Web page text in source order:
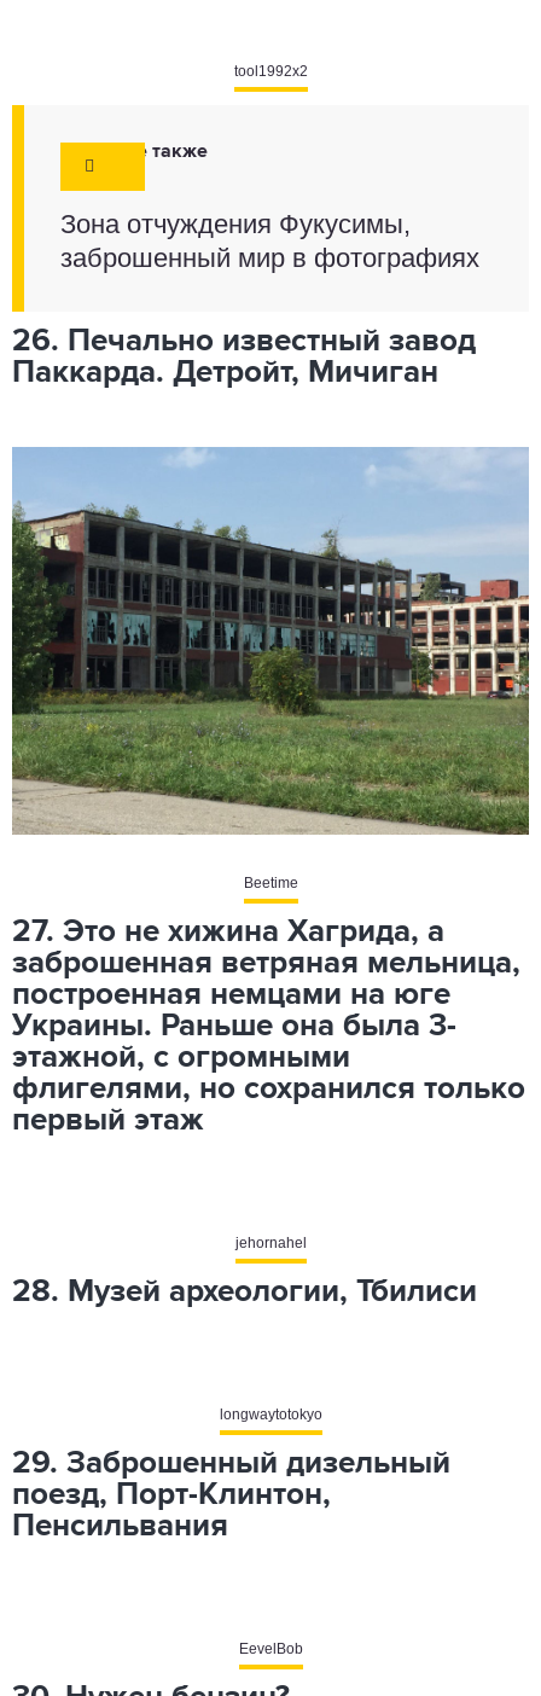
tool1992x2
Смотрите также
Зона отчуждения Фукусимы,
заброшенный мир в фотографиях
26. Печально известный завод
Паккарда. Детройт, Мичиган
Beetime
27. Это не хижина Хагрида, а
заброшенная ветряная мельница,
построенная немцами на юге
Украины. Раньше она была 3-
этажной, с огромными
флигелями, но сохранился только
первый этаж
jehornahel
28. Музей археологии, Тбилиси
longwaytotokyo
29. Заброшенный дизельный
поезд, Порт-Клинтон,
Пенсильвания
EevelBob